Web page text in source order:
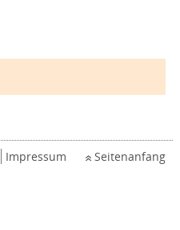
Impressum Seitenanfang